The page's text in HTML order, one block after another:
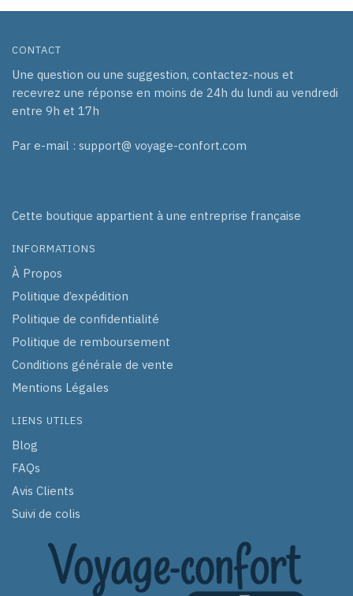
CONTACT
Une question ou une suggestion, contactez-nous et
recevrez une réponse en moins de 24h du lundi au vendredi
entre 9h et 17h
Par e-mail : support@ voyage-confort.com
Cette boutique appartient à une entreprise française
INFORMATIONS
À Propos
Politique d’expédition
Politique de confidentialité
Politique de remboursement
Conditions générale de vente
Mentions Légales
LIENS UTILES
Blog
FAQs
Avis Clients
Suivi de colis